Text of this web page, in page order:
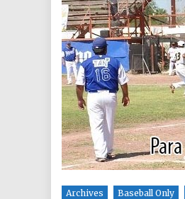
Archives Baseball Only